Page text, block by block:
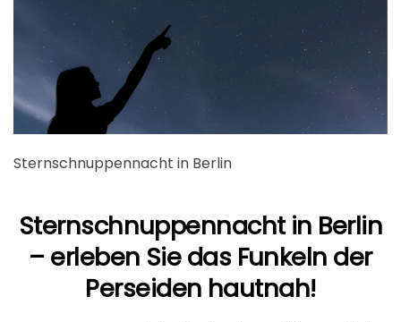
Sternschnuppennacht in Berlin
Sternschnuppennacht in Berlin
– erleben Sie das Funkeln der
Perseiden hautnah!